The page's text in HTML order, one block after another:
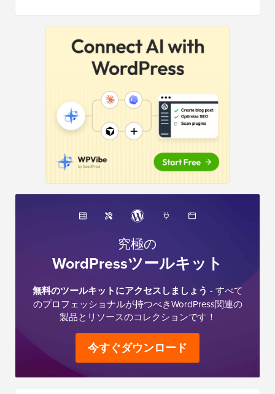
イ
究極の
WordPressツールキット
無料のツールキットにアクセスしましょう - すべて
のプロフェッショナルが持つべきWordPress関連の
製品とリソースのコレクションです！
今すぐダウンロード